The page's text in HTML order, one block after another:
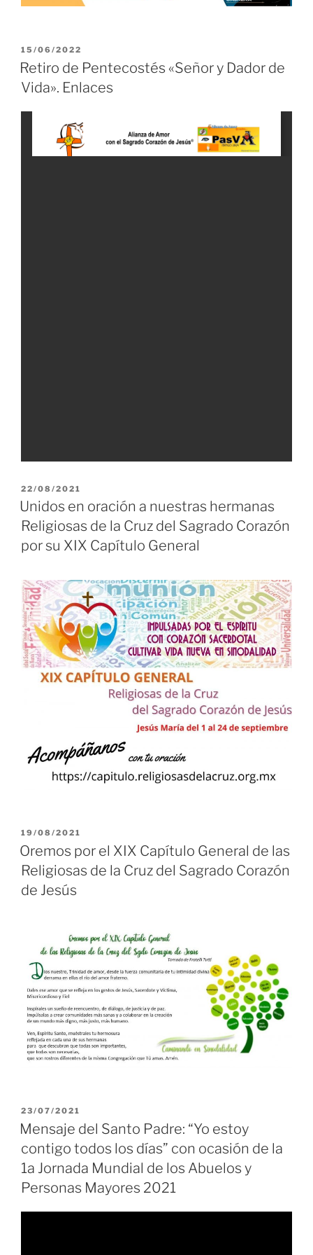
PUBLICADO
EL
15/06/2022
Retiro de Pentecostés «Señor y Dador de
Vida». Enlaces
PUBLICADO
EL
22/08/2021
Unidos en oración a nuestras hermanas
Religiosas de la Cruz del Sagrado Corazón
por su XIX Capítulo General
PUBLICADO
EL
19/08/2021
Oremos por el XIX Capítulo General de las
Religiosas de la Cruz del Sagrado Corazón
de Jesús
PUBLICADO
EL
23/07/2021
Mensaje del Santo Padre: “Yo estoy
contigo todos los días” con ocasión de la
1a Jornada Mundial de los Abuelos y
Personas Mayores 2021